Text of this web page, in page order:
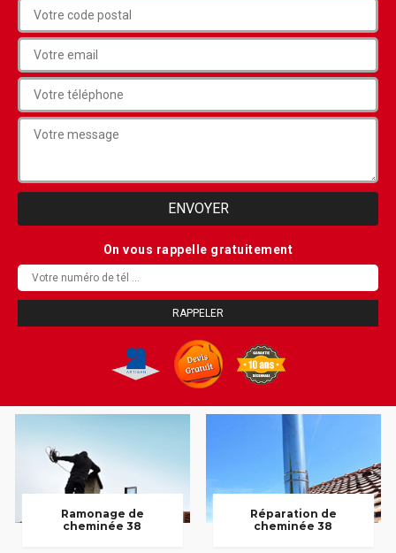
On vous rappelle gratuitement
Ramonage de
cheminée 38
Réparation de
cheminée 38